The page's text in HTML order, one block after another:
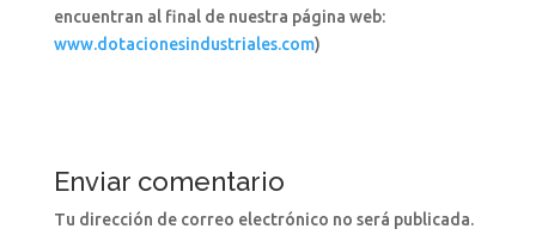
encuentran al final de nuestra página web:
www.dotacionesindustriales.com)
Enviar comentario
Tu dirección de correo electrónico no será publicada.